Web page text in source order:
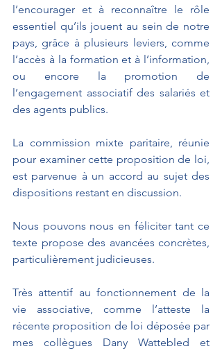
l’encourager et à reconnaître le rôle
essentiel qu’ils jouent au sein de notre
pays, grâce à plusieurs leviers, comme
l’accès à la formation et à l’information,
ou encore la promotion de
l’engagement associatif des salariés et
des agents publics.
La commission mixte paritaire, réunie
pour examiner cette proposition de loi,
est parvenue à un accord au sujet des
dispositions restant en discussion.
Nous pouvons nous en féliciter tant ce
texte propose des avancées concrètes,
particulièrement judicieuses.
Très attentif au fonctionnement de la
vie associative, comme l’atteste la
récente proposition de loi déposée par
mes collègues Dany Wattebled et